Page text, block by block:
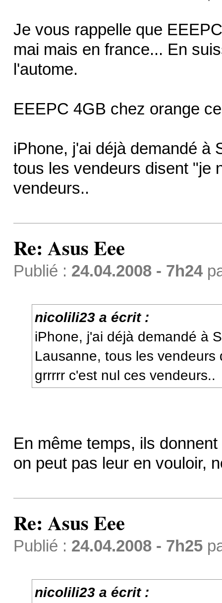
Je vous rappelle que
mai mais en france... En
l'autome.
EEEPC 4GB chez orange
iPhone, j'ai déjà demandé à
tous les vendeurs disent "je
vendeurs..
Re: Asus Eee
Publié : 24.04.2008 - 7h24
nicolili23 a écrit :
iPhone, j'ai déjà demandé à
Lausanne, tous les vendeurs
grrrrr c'est nul ces vendeurs..
En même temps, ils
on peut pas leur en vouloir,
Re: Asus Eee
Publié : 24.04.2008 - 7h25
nicolili23 a écrit :